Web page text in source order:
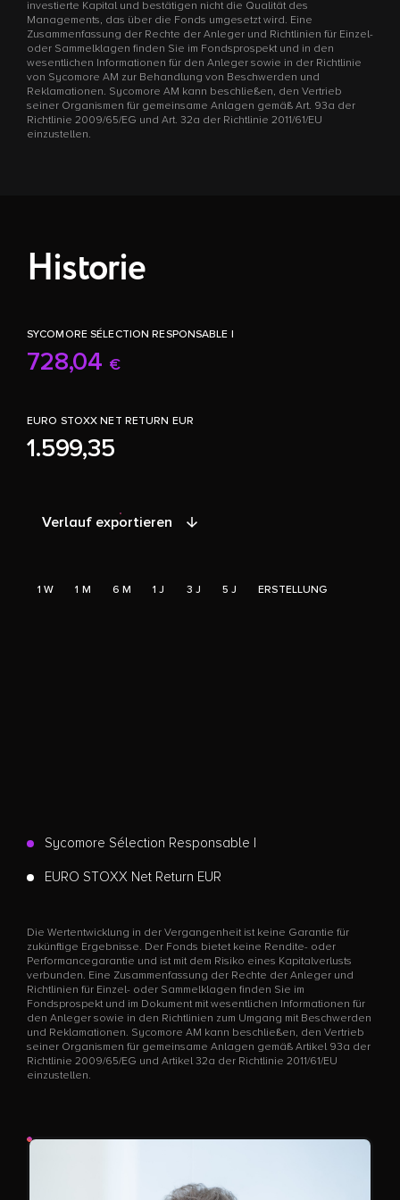
investierte Kapital und bestätigen nicht die Qualität des
Managements, das über die Fonds umgesetzt wird. Eine
Zusammenfassung der Rechte der Anleger und Richtlinien für Einzel-
oder Sammelklagen finden Sie im Fondsprospekt und in den
wesentlichen Informationen für den Anleger sowie in der Richtlinie
von Sycomore AM zur Behandlung von Beschwerden und
Reklamationen. Sycomore AM kann beschließen, den Vertrieb
seiner Organismen für gemeinsame Anlagen gemäß Art. 93a der
Richtlinie 2009/65/EG und Art. 32a der Richtlinie 2011/61/EU
einzustellen.
Historie
SYCOMORE SÉLECTION RESPONSABLE I
728,04 €
EURO STOXX NET RETURN EUR
1.599,35
Verlauf exportieren
1 W 1 M 6 M 1 J 3 J 5 J ERSTELLUNG
Sycomore Sélection Responsable I
EURO STOXX Net Return EUR
Die Wertentwicklung in der Vergangenheit ist keine Garantie für
zukünftige Ergebnisse. Der Fonds bietet keine Rendite- oder
Performancegarantie und ist mit dem Risiko eines Kapitalverlusts
verbunden. Eine Zusammenfassung der Rechte der Anleger und
Richtlinien für Einzel- oder Sammelklagen finden Sie im
Fondsprospekt und im Dokument mit wesentlichen Informationen für
den Anleger sowie in den Richtlinien zum Umgang mit Beschwerden
und Reklamationen. Sycomore AM kann beschließen, den Vertrieb
seiner Organismen für gemeinsame Anlagen gemäß Artikel 93a der
Richtlinie 2009/65/EG und Artikel 32a der Richtlinie 2011/61/EU
einzustellen.